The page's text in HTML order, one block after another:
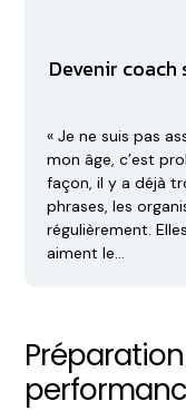
Devenir
« Je ne suis pas
mon âge, c’est
façon, il y a déjà
phrases, les
régulièrement.
aiment le…